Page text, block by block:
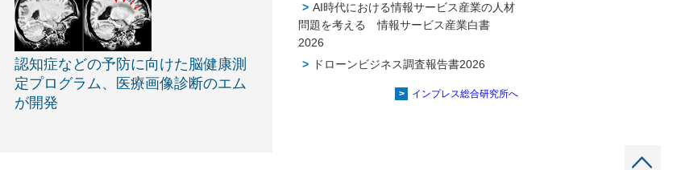
認知症などの予防に向けた脳健康測
定プログラム、医療画像診断のエム
が開発
AI時代における情報サービス産業の⼈材
問題を考える 情報サービス産業⽩書
2026
ドローンビジネス調査報告書2026
インプレス総合研究所へ